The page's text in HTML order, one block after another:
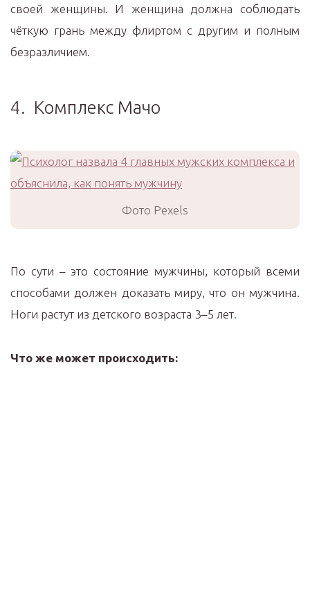
своей женщины. И женщина должна соблюдать
чёткую грань между флиртом с другим и полным
безразличием.
4. Комплекс Мачо
Фото Pexels
По сути – это состояние мужчины, который всеми
способами должен доказать миру, что он мужчина.
Ноги растут из детского возраста 3–5 лет.
Что же может происходить: